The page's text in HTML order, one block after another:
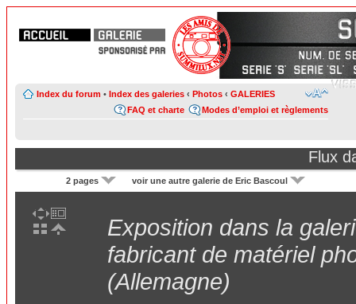
Index du forum • Index des galeries ‹ Photos ‹ GALERIES
Modes d’emploi et règlements
FAQ et charte
Flux
2 pages voir une autre galerie de Eric Bascoul
Exposition dans la
fabricant de matériel
(Allemagne)